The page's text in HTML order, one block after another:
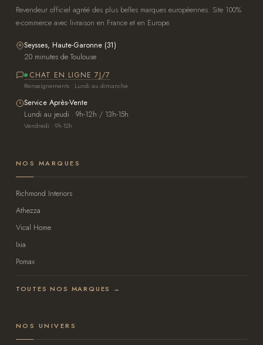
Revendeur officiel agréé des plus belles marques européennes. Site 100%
e-commerce avec livraison en France et en Europe.
Seysses, Haute-Garonne (31)
20 minutes de Toulouse
CHAT EN LIGNE 7J/7
Renseignements · Lundi au dimanche
Service Après-Vente
Lundi au jeudi · 9h-12h / 13h-15h
Vendredi · 9h-12h
NOS MARQUES
Richmond Interiors
Athezza
Vical Home
Ixia
Pomax
TOUTES NOS MARQUES →
NOS UNIVERS